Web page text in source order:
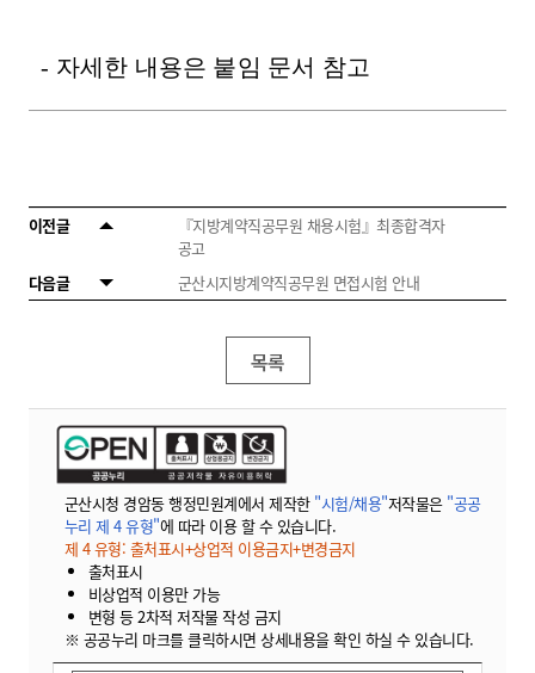
- 자세한 내용은 붙임 문서 참고
이전글
『지방계약직공무원 채용시험』최종합격자
공고
다음글
군산시지방계약직공무원 면접시험 안내
목록
군산시청 경암동 행정민원계에서 제작한 "시험/채용"저작물은 "공공
누리 제 4 유형"에 따라 이용 할 수 있습니다.
제 4 유형: 출처표시+상업적 이용금지+변경금지
출처표시
비상업적 이용만 가능
변형 등 2차적 저작물 작성 금지
※ 공공누리 마크를 클릭하시면 상세내용을 확인 하실 수 있습니다.